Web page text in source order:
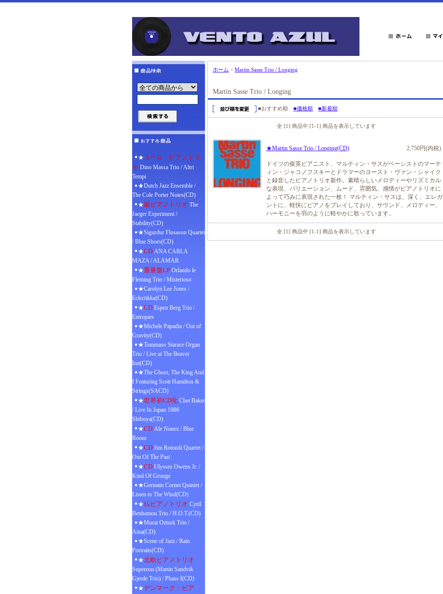
★ユーロ・ピアノトリ
オ Dino Massa Trio / Altri
Tempi
★Dutch Jazz Ensemble /
The Cole Porter Notes(CD)
★蘭ピアノトリオ The
Jaeger Experiment /
Stability(CD)
★Sigurdur Flosason Quartet
/ Blue Shoes(CD)
★CD ANA CARLA
MAZA / ALAMAR
★重量盤LP Orlando le
Fleming Trio / Misterioso
★Carolyn Lee Jones /
Eclectikka(CD)
★CD Espen Berg Trio /
Entropies
★Michele Papadia / Out of
Gravity(CD)
★Tommaso Starace Organ
Trio / Live at The Beaver
Inn(CD)
★The Ghost, The King And
I Featuring Scott Hamilton &
Strings(SACD)
★世界初CD化 Chet Baker
/ Live In Japan 1986
Shibuya(CD)
★CD Ale Nunez / Blue
Room
★CD Jim Rotondi Quartet /
Out Of The Past
★CD Ulysses Owens Jr. /
Kind Of Grunge
★Germain Cornet Quintet /
Listen to The Wind(CD)
★仏ピアノトリオ Cyril
Benhamou Trio / H.O.T.(CD)
★Murat Ozturk Trio /
Aina(CD)
★Scene of Jazz / Rain
Portraits(CD)
★北欧ピアノトリオ
Supereon (Martin Sandvik
Gjerde Trio) / Phase I(CD)
★デンマーク・ピア
ホーム > Martin Sasse Trio / Longing
Martin Sasse Trio / Longing
■おすすめ順 ■価格順 ■新着順
全 [1] 商品中 [1-1] 商品を表示しています
★Martin Sasse Trio / Longing(CD) 2,750円(内税)
ドイツの俊英ピアニスト、マルティン・サスがベーシストのマーテ
ィン・ジャコノフスキーとドラマーのヨースト・ヴァン・シャイク
と録音したピアノトリオ新作。素晴らしいメロディーやリズミカル
な表現、バリエーション、ムード、雰囲気、感情がピアノトリオに
よって巧みに表現された一枚！ マルティン・サスは、深く、エレガ
ントに、軽快にピアノをプレイしており、サウンド、メロディー、
ハーモニーを羽のように軽やかに歌っています。
全 [1] 商品中 [1-1] 商品を表示しています